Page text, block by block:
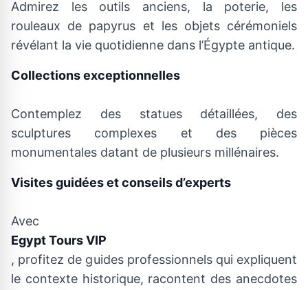
Admirez les outils anciens, la poterie, les
rouleaux de papyrus et les objets cérémoniels
révélant la vie quotidienne dans l’Égypte antique.
Collections exceptionnelles
Contemplez des statues détaillées, des
sculptures complexes et des pièces
monumentales datant de plusieurs millénaires.
Visites guidées et conseils d’experts
Avec
Egypt Tours VIP
, profitez de guides professionnels qui expliquent
le contexte historique, racontent des anecdotes